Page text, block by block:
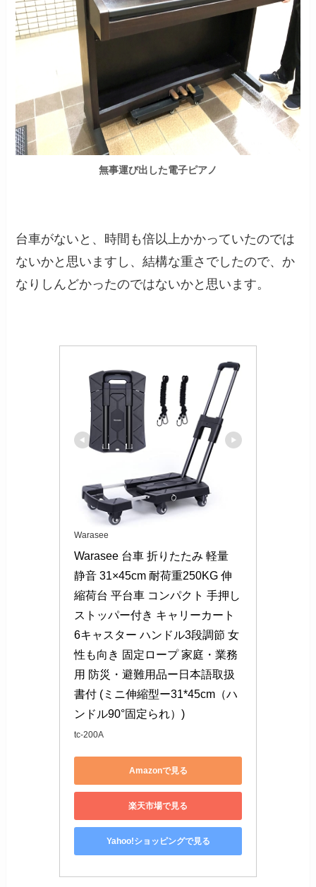
無事運び出した電子ピアノ
台車がないと、時間も倍以上かかっていたのでは
ないかと思いますし、結構な重さでしたので、か
なりしんどかったのではないかと思います。
Warasee
Warasee 台車 折りたたみ 軽量
静音 31×45cm 耐荷重250KG 伸
縮荷台 平台車 コンパクト 手押し
ストッパー付き キャリーカート
6キャスター ハンドル3段調節 女
性も向き 固定ロープ 家庭・業務
用 防災・避難用品ー日本語取扱
書付 (ミニ伸縮型ー31*45cm（ハ
ンドル90°固定られ）)
tc-200A
Amazonで見る
楽天市場で見る
Yahoo!ショッピングで見る